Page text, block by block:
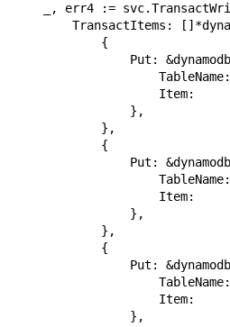
_, err4 :=
TransactItems:
            {
Put:
Item:
                },
            },
            {
Put:
Item:
                },
            },
            {
Put:
Item:
                },